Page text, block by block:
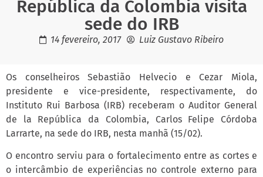
República da Colombia visita
sede do IRB
14 fevereiro, 2017 Luiz Gustavo Ribeiro
Os conselheiros Sebastião Helvecio e Cezar Miola,
presidente e vice-presidente, respectivamente, do
Instituto Rui Barbosa (IRB) receberam o Auditor General
de la República da Colombia, Carlos Felipe Córdoba
Larrarte, na sede do IRB, nesta manhã (15/02).
O encontro serviu para o fortalecimento entre as cortes e
o intercâmbio de experiências no controle externo para